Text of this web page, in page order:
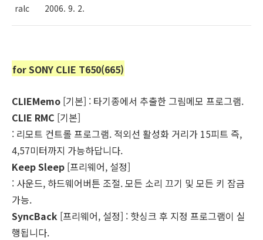
ralc 2006. 9. 2.
for SONY CLIE T650(665)
CLIEMemo [기본] : 타기종에서 추출한 그림메모 프로그램.
CLIE RMC [기본]
: 리모트 컨트롤 프로그램. 적외선 활성화 거리가 15피트 즉,
4,57미터까지 가능하답니다.
Keep Sleep [프리웨어, 설정]
: 사운드, 하드웨어버튼 조절. 모든 소리 끄기 및 모든 키 잠금
가능.
SyncBack [프리웨어, 설정] : 핫싱크 후 지정 프로그램이 실
행됩니다.